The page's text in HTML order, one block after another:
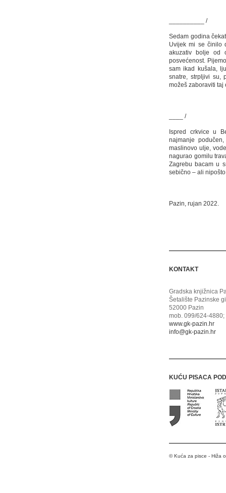
__________ /
Sedam godina
Uvijek mi se činilo
akuzativ bolje od
posvećenost.
sam ikad kušala,
snatre, strpljivi su,
možeš zaboraviti taj
____ /
Ispred crkvice u
najmanje
maslinovo ulje,
nagurao gomilu
Zagrebu bacam u
sebično – ali
Pazin, rujan 2022.
KONTAKT
Gradska knjižnica
Šetalište Pazinske
52000 Pazin
mob. 099/624-
www.gk-pazin.hr
info@gk-pazin.hr
KUĆU PISACA
© Kuća za pisce - Hiža